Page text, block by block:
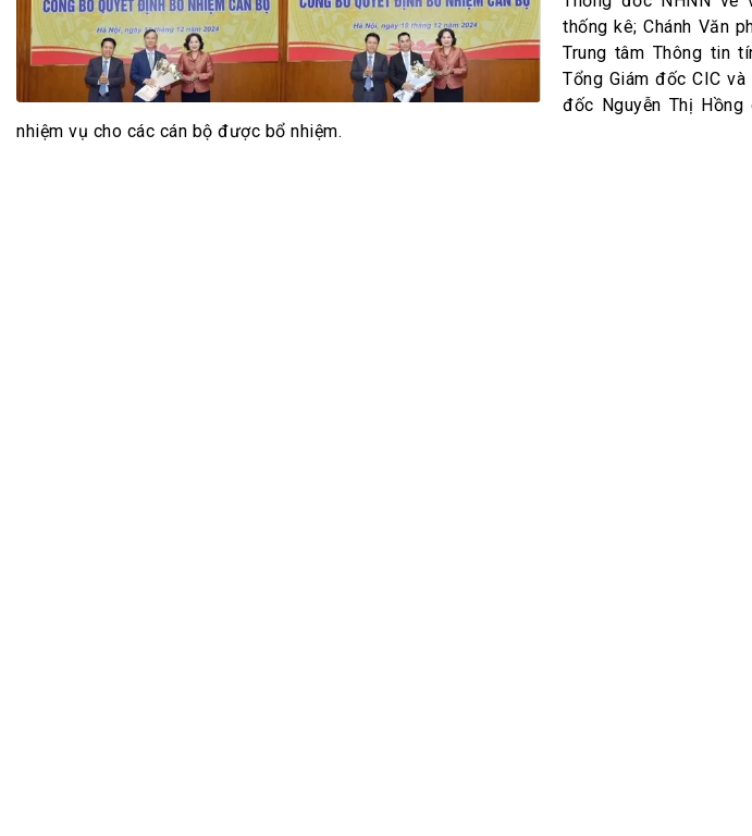
Bộ Chuẩn mực Đạo đức nghề nghiệp
Đối tác
Đấu giá tài sản
Thanh toán –Thẻ
Nhà quản trị
thống kê; Chánh Văn
Trung tâm Thông tin
Tổng Giám đốc CIC
đốc Nguyễn Thị
nhiệm vụ cho các cán bộ được bổ nhiệm.